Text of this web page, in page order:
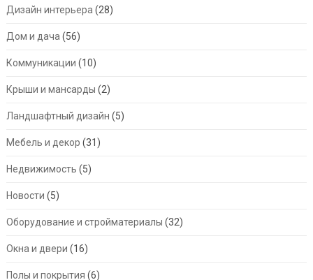
Дизайн интерьера (28)
Дом и дача (56)
Коммуникации (10)
Крыши и мансарды (2)
Ландшафтный дизайн (5)
Мебель и декор (31)
Недвижимость (5)
Новости (5)
Оборудование и стройматериалы (32)
Окна и двери (16)
Полы и покрытия (6)